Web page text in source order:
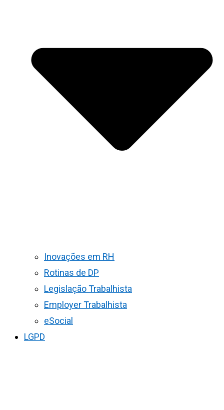
Inovações em RH
Rotinas de DP
Legislação Trabalhista
Employer Trabalhista
eSocial
LGPD